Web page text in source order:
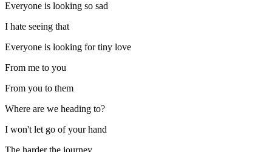
Everyone is looking so sad
I hate seeing that
Everyone is looking for tiny love
From me to you
From you to them
Where are we heading to?
I won't let go of your hand